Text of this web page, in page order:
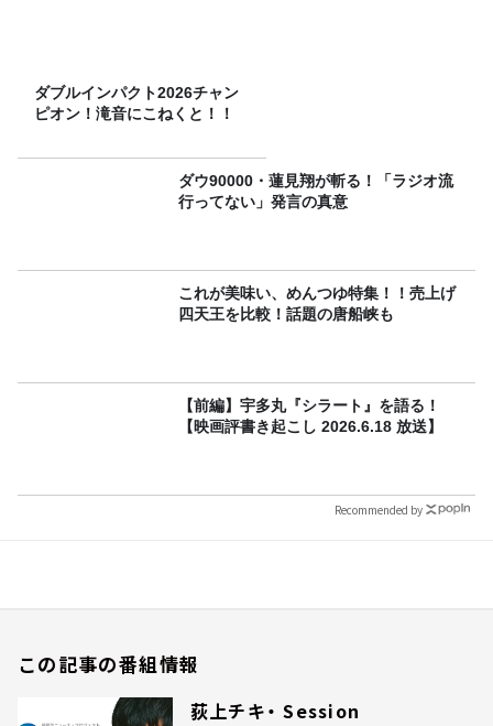
ダブルインパクト2026チャン
ピオン！滝音にこねくと！！
ダウ90000・蓮見翔が斬る！「ラジオ流
行ってない」発言の真意
これが美味い、めんつゆ特集！！売上げ
四天王を比較！話題の唐船峡も
【前編】宇多丸『シラート』を語る！
【映画評書き起こし 2026.6.18 放送】
Recommended by
この記事の番組情報
荻上チキ・ Session